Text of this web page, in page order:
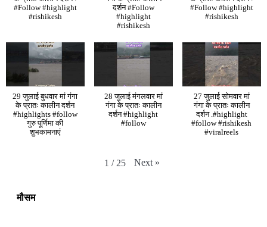
#Follow #highlight
#rishikesh
दर्शन #Follow
#highlight
#rishikesh
#Follow #highlight
#rishikesh
29 जुलाई बुधवार मां गंगा
के प्रातः कालीन दर्शन
#highlights #follow
गुरु पूर्णिमा की
शुभकामनाएं
28 जुलाई मंगलवार मां
गंगा के प्रातः कालीन
दर्शन #highlight
#follow
27 जुलाई सोमवार मां
गंगा के प्रातः कालीन
दर्शन .#highlight
#follow #rishikesh
#viralreels
1 / 25 Next »
मौसम